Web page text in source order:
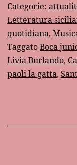
Categorie:
Letteratura
quotidiana,
TaggatoBoca
Livia Burlando,
paoli la gatta,